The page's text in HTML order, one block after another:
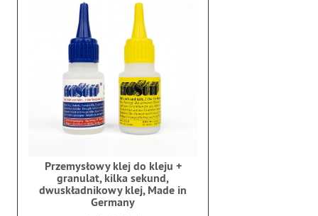
Przemysłowy klej do kleju +
granulat, kilka sekund,
dwuskładnikowy klej, Made in
Germany